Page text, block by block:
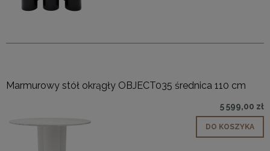
Marmurowy stół okrągły OBJECT035 średnica 110 cm
5 599,00 zł
DO KOSZYKA